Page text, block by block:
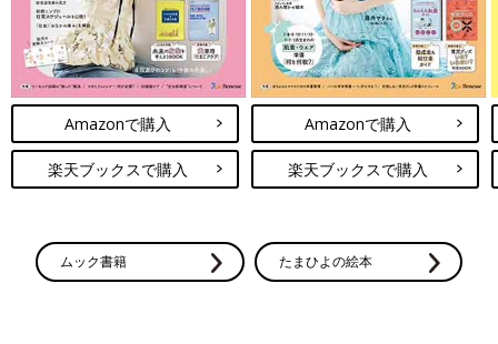
Amazonで購入
楽天ブックスで購入
Amazonで購入
楽天ブックスで購入
ムック書籍 たまひよの絵本